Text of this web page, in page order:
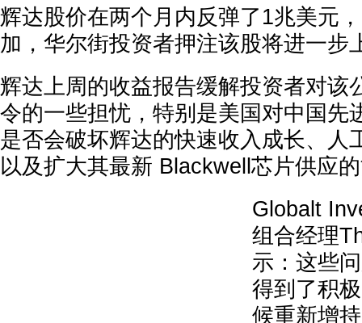
辉达股价在两个月内反弹了1兆美元
加，华尔街投资者押注该股将进一步
辉达上周的收益报告缓解投资者对该
令的一些担忧，特别是美国对中国先
是否会破坏辉达的快速收入成长、人
以及扩大其最新 Blackwell芯片供应
Globalt
组合经理
示：这些
得到了积
候重新增